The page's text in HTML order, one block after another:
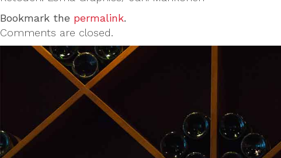
Bookmark the permalink.
Comments are closed.